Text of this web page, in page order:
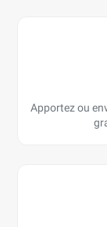
Apportez ou